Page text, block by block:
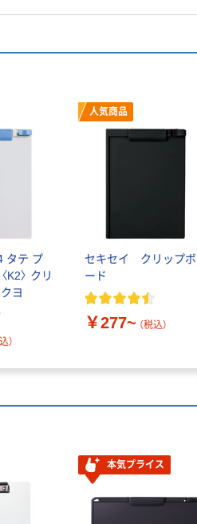
タテ プ
K2〉 クリ
ヨ
）
人気商品
セキセイ クリップボ
ード
￥277~ （税込）
本気プライス